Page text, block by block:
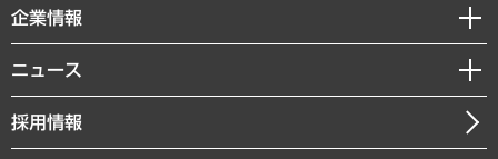
共生・ダイバーシティ
GRC（ガバナンス・リスク・コンプライアンス）・防災（政策）
経済・産業・雇用・労働
コラム
経営用語集
受託・受注実績（官公庁関連）
セミナー・イベント情報
MUFGビジネスセミナー
受託案件情報
企業情報
私たちの想い
社長メッセージ
会社概要
ニュース
ニュースリリース
お知らせ
採用情報